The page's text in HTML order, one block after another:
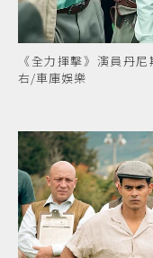
《全力揮擊》演員丹
右/車庫娛樂